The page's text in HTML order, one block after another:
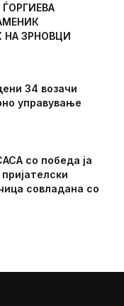
НА ЗРНОВЦИ
34 возачи
управување
со победа ја
совладана со